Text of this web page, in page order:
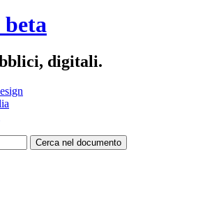
beta
digitali.
Cerca nel documento